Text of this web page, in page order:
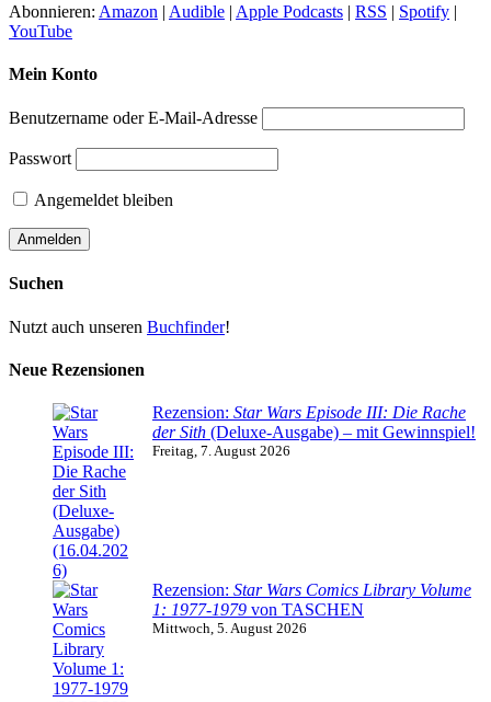
Abonnieren: Amazon | Audible | Apple Podcasts | RSS | Spotify |
YouTube
Mein Konto
Benutzername oder E-Mail-Adresse
Passwort
Angemeldet bleiben
Suchen
Nutzt auch unseren Buchfinder!
Neue Rezensionen
Rezension: Star Wars Episode III: Die Rache
der Sith (Deluxe-Ausgabe) – mit Gewinnspiel!
Freitag, 7. August 2026
Rezension: Star Wars Comics Library Volume
1: 1977-1979 von TASCHEN
Mittwoch, 5. August 2026